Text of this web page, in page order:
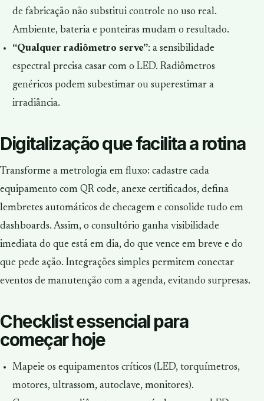
de fabricação não substitui controle no uso real.
Ambiente, bateria e ponteiras mudam o resultado.
“Qualquer radiômetro serve”: a sensibilidade
espectral precisa casar com o LED. Radiômetros
genéricos podem subestimar ou superestimar a
irradiância.
Digitalização que facilita a rotina
Transforme a metrologia em fluxo: cadastre cada
equipamento com QR code, anexe certificados, defina
lembretes automáticos de checagem e consolide tudo em
dashboards. Assim, o consultório ganha visibilidade
imediata do que está em dia, do que vence em breve e do
que pede ação. Integrações simples permitem conectar
eventos de manutenção com a agenda, evitando surpresas.
Checklist essencial para
começar hoje
Mapeie os equipamentos críticos (LED, torquímetros,
motores, ultrassom, autoclave, monitores).